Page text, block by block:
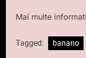
Mai multe
Tagged: banano